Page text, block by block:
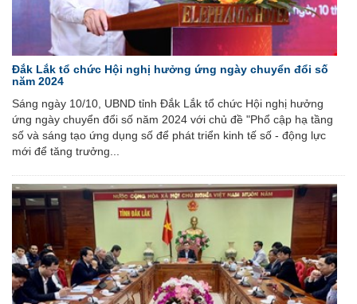
Đắk Lắk tổ chức Hội nghị hưởng ứng ngày chuyển đổi số
năm 2024
Sáng ngày 10/10, UBND tỉnh Đắk Lắk tổ chức Hội nghị hưởng
ứng ngày chuyển đổi số năm 2024 với chủ đề "Phổ cập hạ tầng
số và sáng tạo ứng dụng số để phát triển kinh tế số - động lực
mới để tăng trưởng...